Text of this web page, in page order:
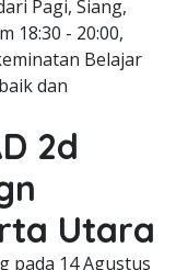
Pagi, Siang,
18:30 - 20:00,
Belajar
dan
2d
Utara
pada 14 Agustus